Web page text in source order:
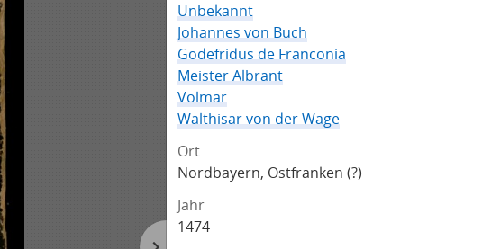
Unbekannt
Johannes von Buch
Godefridus de Franconia
Meister Albrant
Volmar
Walthisar von der Wage
Ort
Nordbayern, Ostfranken (?)
Jahr
1474